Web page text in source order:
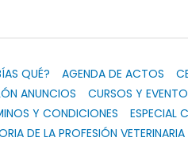
QUÉ? AGENDA DE ACTOS
ANUNCIOS
CURSOS Y
Y CONDICIONES
ESPECIAL
DE LA PROFESIÓN